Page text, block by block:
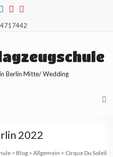
Berlin Mitte/ Wedding
2022
> Blog> Allgemein > Cirque Du Soleil